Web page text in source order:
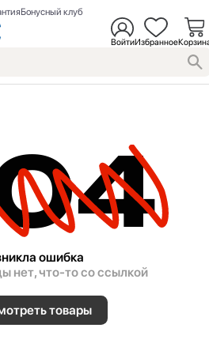
Бонусный клуб
ВойтиИзбранное
ошибка
нет, что-то со ссылкой
товары